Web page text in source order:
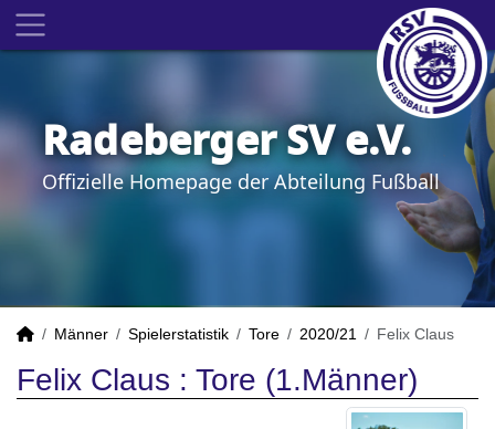
Radeberger SV e.V.
Offizielle Homepage der Abteilung Fußball
Männer Spielerstatistik Tore 2020/21 Felix Claus
Felix Claus : Tore (1.Männer)